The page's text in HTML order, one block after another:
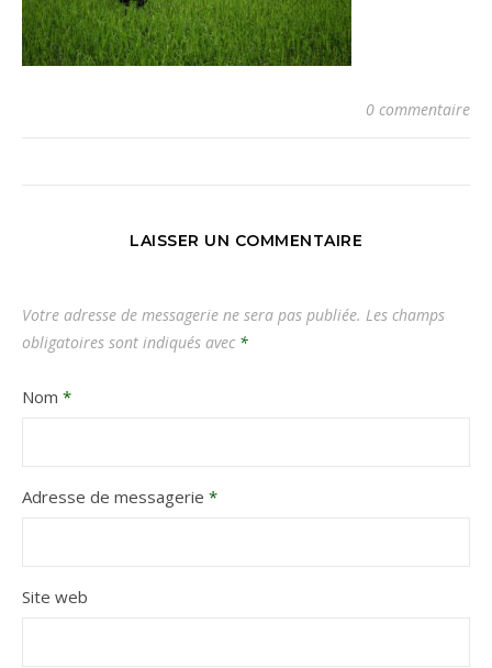
0 commentaire
LAISSER UN COMMENTAIRE
Votre adresse de messagerie ne sera pas publiée. Les champs
obligatoires sont indiqués avec *
Nom *
Adresse de messagerie *
Site web